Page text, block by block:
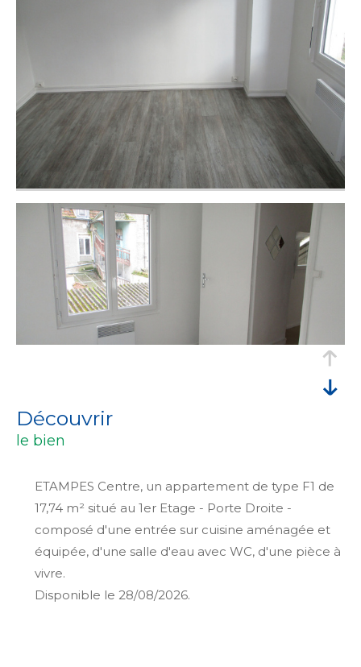
découvrir
le bien
ETAMPES Centre, un appartement de type F1 de
17,74 m² situé au 1er Etage - Porte Droite -
composé d'une entrée sur cuisine aménagée et
équipée, d'une salle d'eau avec WC, d'une pièce à
vivre.
Disponible le 28/08/2026.